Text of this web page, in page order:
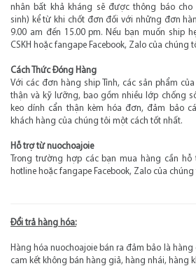
nhân bất khả kháng sẽ được thông báo
sinh) kể từ khi chốt đơn đối với những đơn
9.00 am đến 15.00 pm. Nếu bạn muốn ship
CSKH hoặc fangape Facebook, Zalo của chúng
Cách Thức Đóng Hàng
Với các đơn hàng ship Tỉnh, các sản phẩm
thận và kỹ lưỡng, bao gồm nhiều lớp chống
keo dính cẩn thận kèm hóa đơn, đảm bảo
khách hàng của chúng tôi một cách tốt nhất.
Hỗ trợ từ nuochoajoie
Trong trường hợp các bạn mua hàng cần
hotline hoặc fangape Facebook, Zalo của
Đổi trả hàng hóa:
Hàng hóa nuochoajoie bán ra đảm bảo là
cam kết không bán hàng giả, hàng nhái, hàng